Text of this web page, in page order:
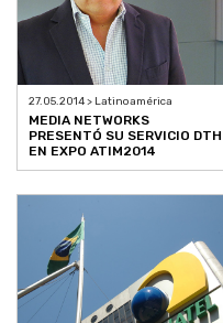
27.05.2014 > Latinoamérica
MEDIA NETWORKS
PRESENTÓ SU SERVICIO DTH
EN EXPO ATIM2014